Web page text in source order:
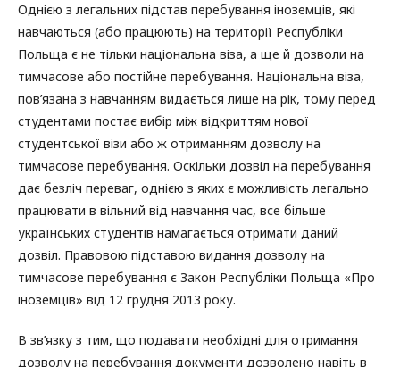
Однією з легальних підстав перебування іноземців, які
навчаються (або працюють) на території Республіки
Польща є не тільки національна віза, а ще й дозволи на
тимчасове або постійне перебування. Національна віза,
пов’язана з навчанням видається лише на рік, тому перед
студентами постає вибір між відкриттям нової
студентської візи або ж отриманням дозволу на
тимчасове перебування. Оскільки дозвіл на перебування
дає безліч переваг, однією з яких є можливість легально
працювати в вільний від навчання час, все більше
українських студентів намагається отримати даний
дозвіл. Правовою підставою видання дозволу на
тимчасове перебування є Закон Республіки Польща «Про
іноземців» від 12 грудня 2013 року.
В зв’язку з тим, що подавати необхідні для отримання
дозволу на перебування документи дозволено навіть в